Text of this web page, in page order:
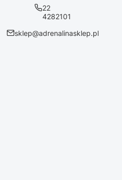
22
4282101
sklep@adrenalinasklep.pl